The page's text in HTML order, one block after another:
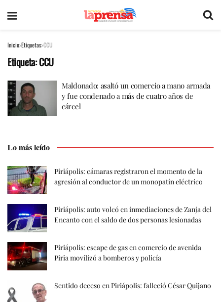
Inicio Etiquetas CCU
Etiqueta:CCU
Maldonado: asaltó un comercio a mano armada
y fue condenado a más de cuatro años de
cárcel
Lo más leído
Piriápolis: cámaras registraron el momento de la
agresión al conductor de un monopatín eléctrico
Piriápolis: auto volcó en inmediaciones de Zanja del
Encanto con el saldo de dos personas lesionadas
Piriápolis: escape de gas en comercio de avenida
Piria movilizó a bomberos y policía
Sentido deceso en Piriápolis: falleció César Quijano